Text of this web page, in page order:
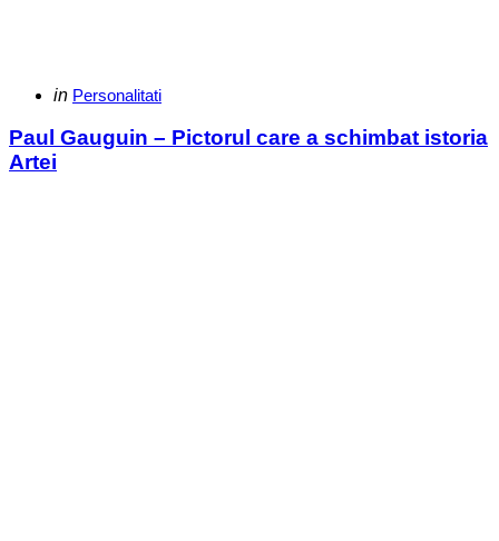
Categories
Posted
in Personalitati
Paul Gauguin – Pictorul care a schimbat istoria
Artei